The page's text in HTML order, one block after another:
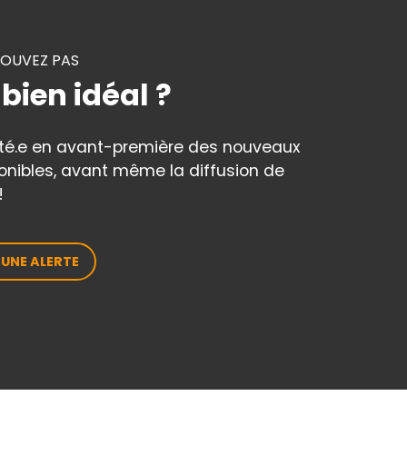
PAS
idéal ?
en avant-première des nouveaux
avant même la diffusion de
ALERTE